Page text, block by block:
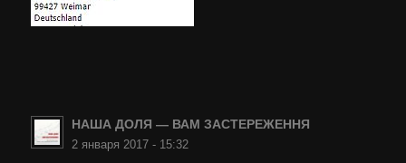
НАША ДОЛЯ — ВАМ ЗАСТЕРЕЖЕННЯ
2 января 2017 - 15:32